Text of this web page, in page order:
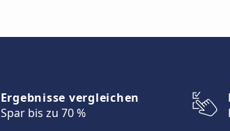
Ergebnisse vergleichen
Spar bis zu 70 %